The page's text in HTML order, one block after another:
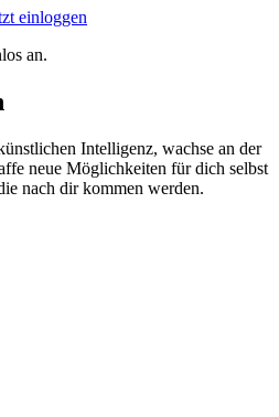
einloggen
an.
Intelligenz, wachse an der
neue Möglichkeiten für dich selbst
nach dir kommen werden.